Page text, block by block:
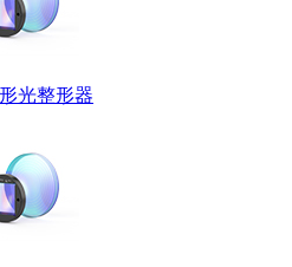
光整形器